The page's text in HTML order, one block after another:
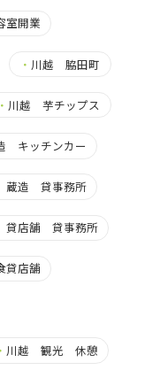
開業
・ 川越 脇田町
・ 川越 芋チップス
キッチンカー
造 貸事務所
店舗 貸事務所
店舗
・ 川越 観光 休憩